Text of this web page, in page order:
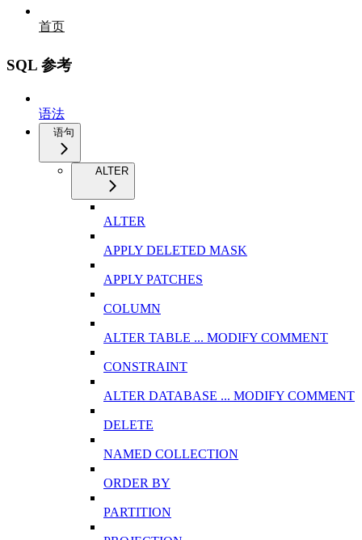
首页
SQL 参考
语法
语句
ALTER
ALTER
APPLY DELETED MASK
APPLY PATCHES
COLUMN
ALTER TABLE ... MODIFY COMMENT
CONSTRAINT
ALTER DATABASE ... MODIFY COMMENT
DELETE
NAMED COLLECTION
ORDER BY
PARTITION